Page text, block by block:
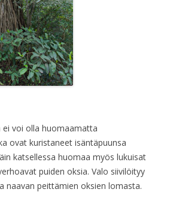
ei voi olla huomaamatta
ovat kuristaneet isäntäpuunsa
katsellessa huomaa myös lukuisat
puiden oksia. Valo siivilöityy
naavan peittämien oksien lomasta.